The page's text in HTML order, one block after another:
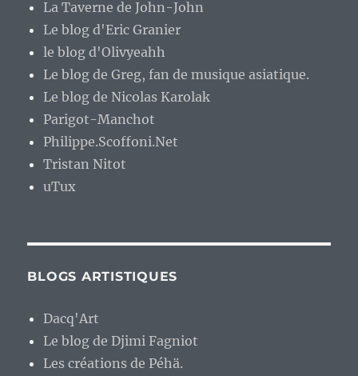
La Taverne de John-John
Le blog d'Eric Granier
le blog d'Olivyeahh
Le blog de Greg, fan de musique asiatique.
Le blog de Nicolas Karolak
Parigot-Manchot
Philippe.Scoffoni.Net
Tristan Nitot
uTux
BLOGS ARTISTIQUES
Dacq'Art
Le blog de Djimi Fagniot
Les créations de Péhä.